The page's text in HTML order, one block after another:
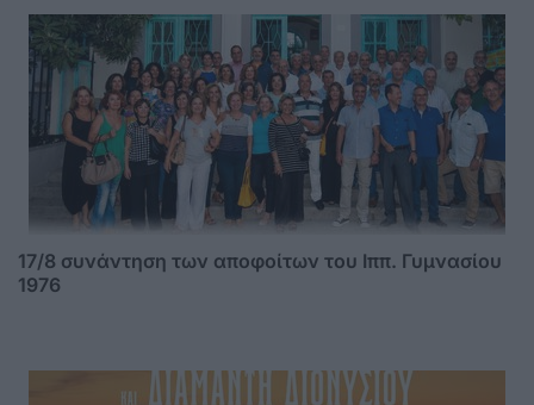
17/8 συνάντηση των αποφοίτων του Ιππ. Γυμνασίου
1976